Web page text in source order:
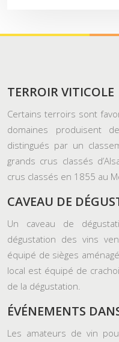
TERROIR VITICOLE
Certains terroirs sont
domaines produisent
distingués par un
grands crus classés
crus classés en 1855 au
CAVEAU DE
Un caveau de
dégustation des vins
équipé de sièges
local est équipé de
de la dégustation.
ÉVÉNEMENTS
Les amateurs de vin